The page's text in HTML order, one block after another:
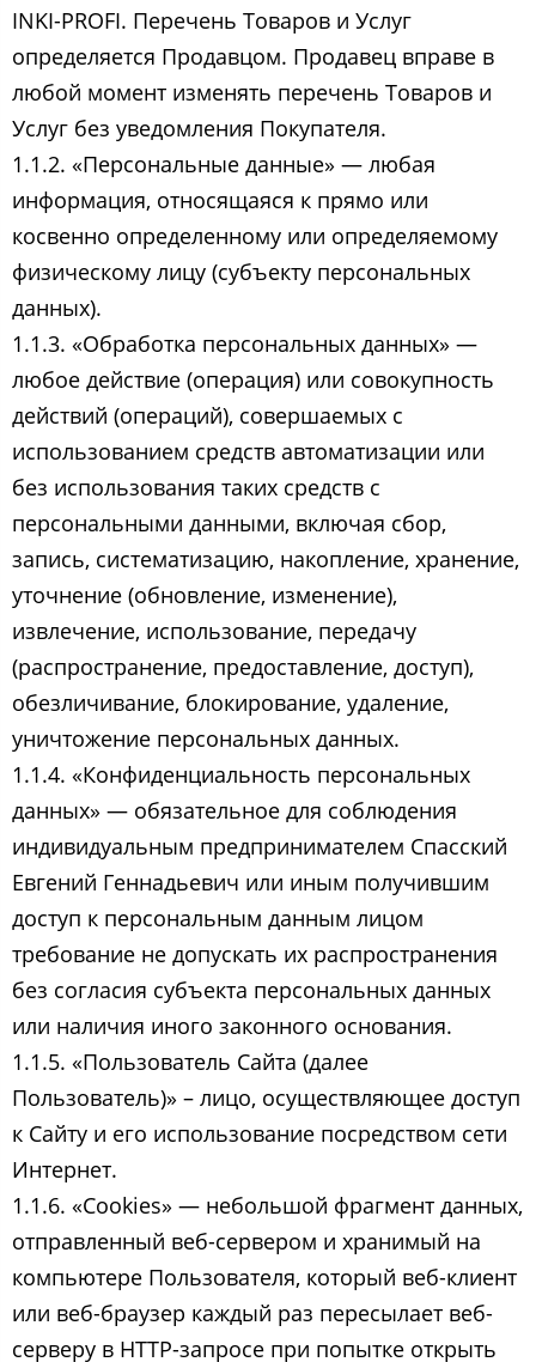
INKI-PROFI. Перечень Товаров и Услуг
определяется Продавцом. Продавец вправе в
любой момент изменять перечень Товаров и
Услуг без уведомления Покупателя.
1.1.2. «Персональные данные» — любая
информация, относящаяся к прямо или
косвенно определенному или определяемому
физическому лицу (субъекту персональных
данных).
1.1.3. «Обработка персональных данных» —
любое действие (операция) или совокупность
действий (операций), совершаемых с
использованием средств автоматизации или
без использования таких средств с
персональными данными, включая сбор,
запись, систематизацию, накопление, хранение,
уточнение (обновление, изменение),
извлечение, использование, передачу
(распространение, предоставление, доступ),
обезличивание, блокирование, удаление,
уничтожение персональных данных.
1.1.4. «Конфиденциальность персональных
данных» — обязательное для соблюдения
индивидуальным предпринимателем Спасский
Евгений Геннадьевич или иным получившим
доступ к персональным данным лицом
требование не допускать их распространения
без согласия субъекта персональных данных
или наличия иного законного основания.
1.1.5. «Пользователь Сайта (далее
Пользователь)» – лицо, осуществляющее доступ
к Сайту и его использование посредством сети
Интернет.
1.1.6. «Cookies» — небольшой фрагмент данных,
отправленный веб-сервером и хранимый на
компьютере Пользователя, который веб-клиент
или веб-браузер каждый раз пересылает веб-
серверу в HTTP-запросе при попытке открыть